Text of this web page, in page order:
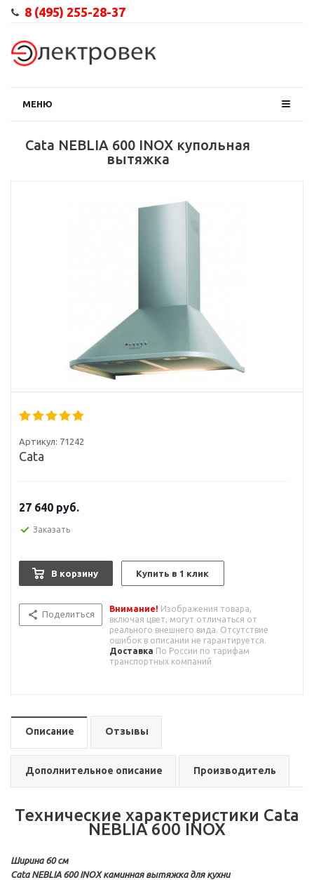
8 (495) 255-28-37
МЕНЮ
Cata NEBLIA 600 INOX купольная
вытяжка
Артикул: 71242
Cata
27 640 руб.
Заказать
В корзину Купить в 1 клик
Поделиться
Внимание! Изображения товара,
включая цвет, могут отличаться от
реального внешнего вида. Отсутствие
ошибок в описании не гарантируется.
Доставка По России по тарифам
транспортных компаний
Описание Отзывы
Дополнительное описание Производитель
Технические характеристики Cata
NEBLIA 600 INOX
Ширина 60 см
Cata NEBLIA 600 INOX каминная вытяжка для кухни